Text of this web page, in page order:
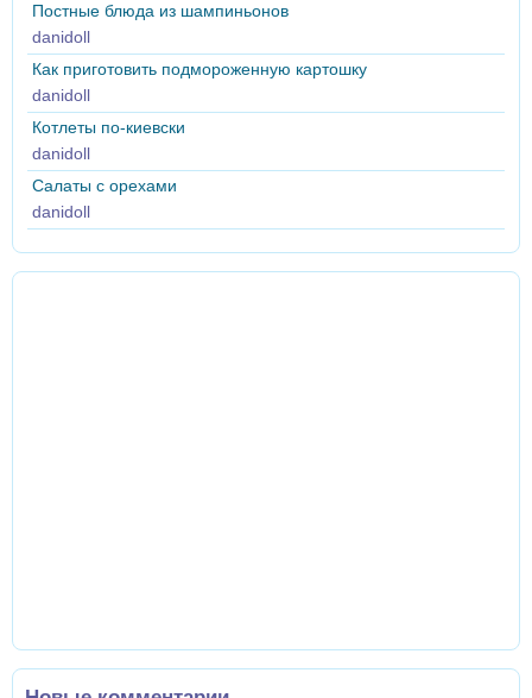
Постные блюда из шампиньонов
danidoll
Как приготовить подмороженную картошку
danidoll
Котлеты по-киевски
danidoll
Салаты с орехами
danidoll